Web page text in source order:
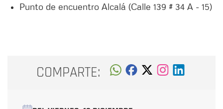
Punto de encuentro Alcalá (Calle 139 # 34 A - 15)
COMPARTE: